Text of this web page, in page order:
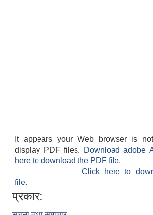
It appears your Web browser is
display PDF files.
Download adobe
here to download the PDF file.
Click here to
file.
प्रकार: